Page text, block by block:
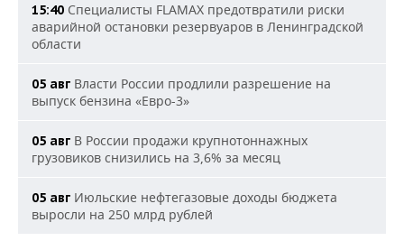
15:40 Специалисты FLAMAX предотвратили риски
аварийной остановки резервуаров в Ленинградской
области
05 авг Власти России продлили разрешение на
выпуск бензина «Евро-3»
05 авг В России продажи крупнотоннажных
грузовиков снизились на 3,6% за месяц
05 авг Июльские нефтегазовые доходы бюджета
выросли на 250 млрд рублей